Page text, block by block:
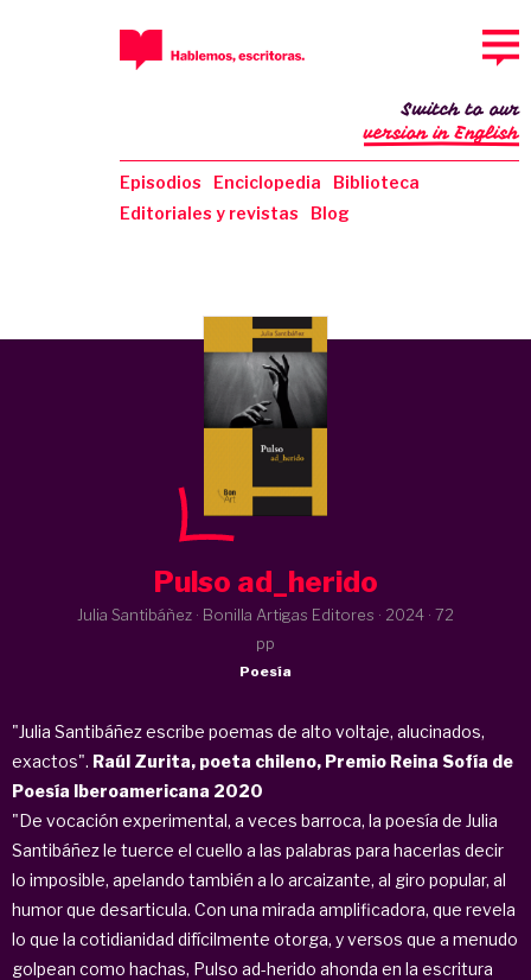
Episodios Enciclopedia
Biblioteca
Editoriales y revistas
Blog
Switch to our
version in English
Pulso ad_herido
Julia Santibáñez · Bonilla Artigas Editores · 2024 · 72
pp
Poesía
"Julia Santibáñez escribe poemas de alto voltaje, alucinados,
exactos". Raúl Zurita, poeta chileno, Premio Reina Sofía de
Poesía Iberoamericana 2020
"De vocación experimental, a veces barroca, la poesía de Julia
Santibáñez le tuerce el cuello a las palabras para hacerlas decir
lo imposible, apelando también a lo arcaizante, al giro popular, al
humor que desarticula. Con una mirada amplificadora, que revela
lo que la cotidianidad difícilmente otorga, y versos que a menudo
golpean como hachas, Pulso ad-herido ahonda en la escritura